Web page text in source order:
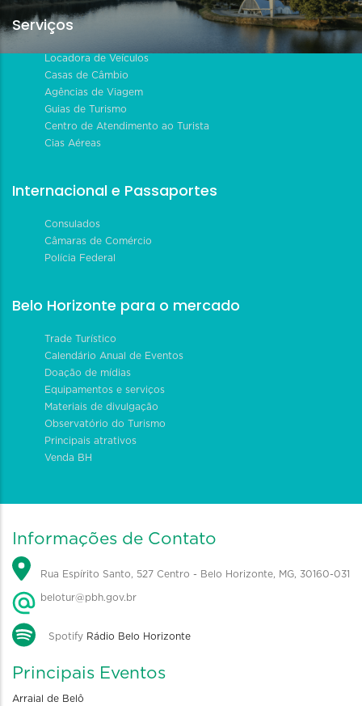
Serviços
Locadora de Veículos
Casas de Câmbio
Agências de Viagem
Guias de Turismo
Centro de Atendimento ao Turista
Cias Aéreas
Internacional e Passaportes
Consulados
Câmaras de Comércio
Polícia Federal
Belo Horizonte para o mercado
Trade Turístico
Calendário Anual de Eventos
Doação de mídias
Equipamentos e serviços
Materiais de divulgação
Observatório do Turismo
Principais atrativos
Venda BH
Informações de Contato
Rua Espírito Santo, 527 Centro - Belo Horizonte, MG, 30160-031
belotur@pbh.gov.br
Spotify Rádio Belo Horizonte
Principais Eventos
Arraial de Belô